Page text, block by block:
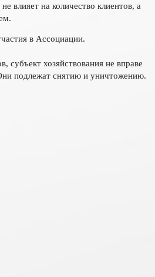
влияет на количество клиентов, а
в Ассоциации.
субъект хозяйствования не вправе
подлежат снятию и уничтожению.